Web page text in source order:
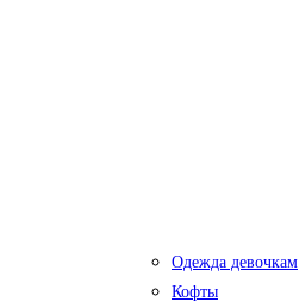
Одежда девочкам
Кофты